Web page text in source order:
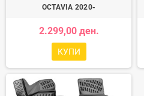
OCTAVIA 2020-
2.299,00 ден.
КУПИ